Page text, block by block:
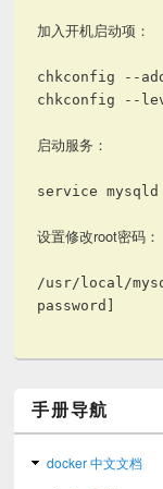
加入开机启动项：
chkconfig --
chkconfig --
启动服务：
service
设置修改root密码：
/usr/local/
password]
手册导航
docker 中文文档